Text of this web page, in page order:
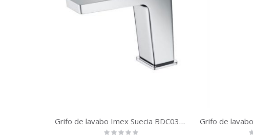
Grifo de lavabo Imex Suecia BDC032-1CR
Rating: